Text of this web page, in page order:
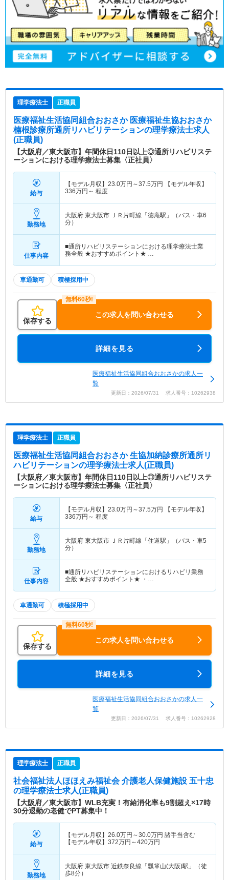
理学療法士 正職員
医療福祉生活協同組合おおさか 医療福祉生協おおさか
楠根診療所通所リハビリテーションの理学療法士求人
(正職員)
【大阪府／東大阪市】年間休日110日以上◎通所リハビリステ
ーションにおける理学療法士募集〈正社員〉
給与
【モデル月収】 23.0万円～37.5万円
【モデル年収】
336万円～ 程度
勤務地
大阪府 東大阪市 ＪＲ片町線「徳庵駅」（バス・車6
分）
仕事内容
■通所リハビリステーションにおける理学療法士業
務全般 ★おすすめポイント★ …
車通勤可 積極採用中
保存する
この求人を問い合わせる
詳細を見る
医療福祉生活協同組合おおさかの求人一
覧
更新日：2026/07/31 求人番号：10262938
理学療法士 正職員
医療福祉生活協同組合おおさか 生協加納診療所通所リ
ハビリテーションの理学療法士求人(正職員)
【大阪府／東大阪市】年間休日110日以上◎通所リハビリステ
ーションにおける理学療法士募集〈正社員〉
給与
【モデル月収】 23.0万円～37.5万円
【モデル年収】
336万円～ 程度
勤務地
大阪府 東大阪市 ＪＲ片町線「住道駅」（バス・車5
分）
仕事内容
■通所リハビリステーションにおけるリハビリ業務
全般 ★おすすめポイント★ ・…
車通勤可 積極採用中
保存する
この求人を問い合わせる
詳細を見る
医療福祉生活協同組合おおさかの求人一
覧
更新日：2026/07/31 求人番号：10262928
理学療法士 正職員
社会福祉法人ほほえみ福祉会 介護老人保健施設 五十忠
の理学療法士求人(正職員)
【大阪府／東大阪市】WLB充実！有給消化率も9割超え×17時
30分退勤の老健でPT募集中！
給与
【モデル月収】 26.0万円～30.0万円 諸手当含む
【モデル年収】 372万円～420万円
勤務地
大阪府 東大阪市 近鉄奈良線「瓢箪山(大阪)駅」（徒
歩8分）